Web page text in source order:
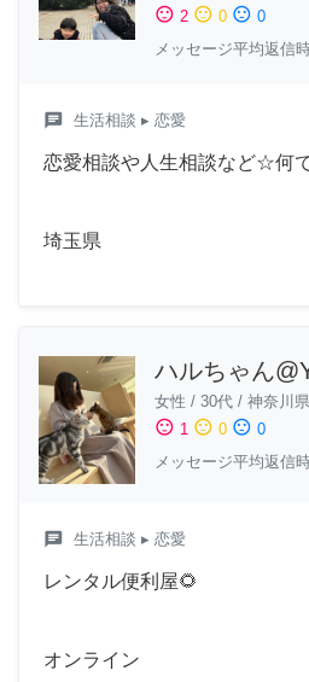
sentiment_satisfied 2 sentiment_neutral 0 sentiment_dissatisfied 0
メッセージ平均返信
chat 生活相談 ▸ 恋愛
恋愛相談や人生相談など☆何
埼玉県
ハルちゃん
女性 / 30代 / 神奈川県
sentiment_satisfied 1 sentiment_neutral 0 sentiment_dissatisfied 0
メッセージ平均返信
chat 生活相談 ▸ 恋愛
レンタル便利屋🌻
オンライン